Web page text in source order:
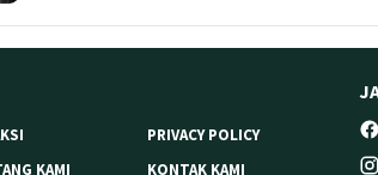
PRIVACY POLICY
KAMI KONTAK KAMI